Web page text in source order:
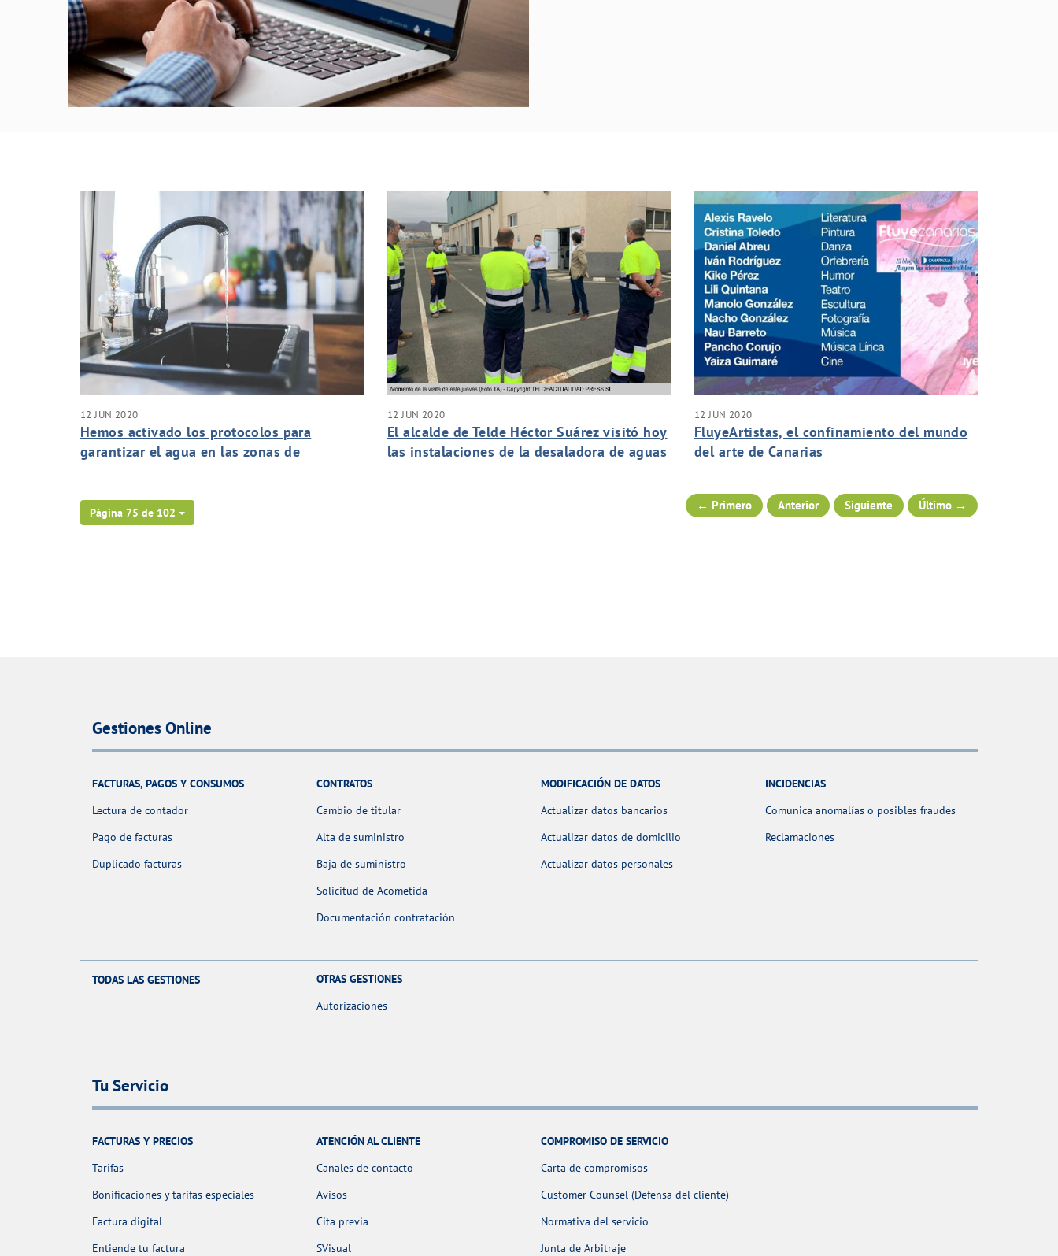
12 JUN 2020
Hemos activado los protocolos para
garantizar el agua en las zonas de
12 JUN 2020
El alcalde de Telde Héctor Suárez visitó hoy
las instalaciones de la desaladora de aguas
12 JUN 2020
FluyeArtistas, el confinamiento del mundo
del arte de Canarias
Página 75 de 102
← Primero Anterior Siguiente Último →
Gestiones Online
FACTURAS, PAGOS Y CONSUMOS
Lectura de contador
Pago de facturas
Duplicado facturas
CONTRATOS
Cambio de titular
Alta de suministro
Baja de suministro
Solicitud de Acometida
Documentación contratación
MODIFICACIÓN DE DATOS
Actualizar datos bancarios
Actualizar datos de domicilio
Actualizar datos personales
INCIDENCIAS
Comunica anomalías o posibles fraudes
Reclamaciones
TODAS LAS GESTIONES
OTRAS GESTIONES
Autorizaciones
Tu Servicio
FACTURAS Y PRECIOS
Tarifas
Bonificaciones y tarifas especiales
Factura digital
Entiende tu factura
ATENCIÓN AL CLIENTE
Canales de contacto
Avisos
Cita previa
SVisual
COMPROMISO DE SERVICIO
Carta de compromisos
Customer Counsel (Defensa del cliente)
Normativa del servicio
Junta de Arbitraje